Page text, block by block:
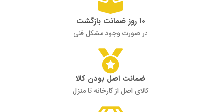
۱۰ روز ضمانت بازگشت
در صورت وجود مشکل فنی
ضمانت اصل بودن کالا
کالای اصل از کارخانه تا منزل